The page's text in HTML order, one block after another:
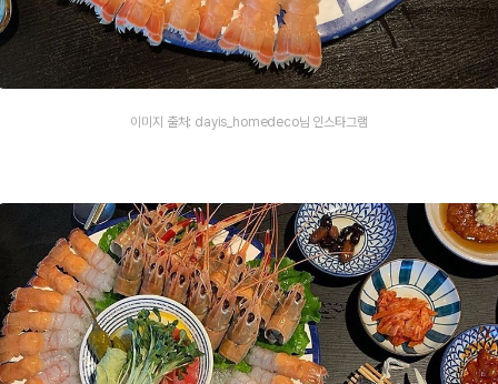
이미지 출처: dayis_homedeco님 인스타그램